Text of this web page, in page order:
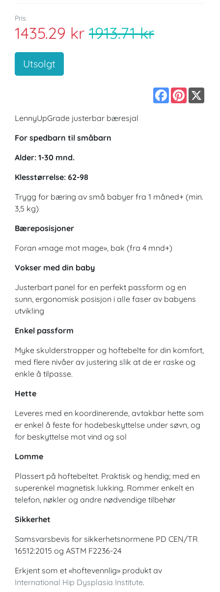
Pris
1435.29 kr 1913.71 kr
Utsolgt
Facebook
Pinterest
LennyUpGrade justerbar bæresjal
For spedbarn til småbarn
Alder: 1-30 mnd.
Klesstørrelse: 62-98
Trygg for bæring av små babyer fra 1 måned+ (min.
3,5 kg)
Bæreposisjoner
Foran «mage mot mage», bak (fra 4 mnd+)
Vokser med din baby
Justerbart panel for en perfekt passform og en
sunn, ergonomisk posisjon i alle faser av babyens
utvikling
Enkel passform
Myke skulderstropper og hoftebelte for din komfort,
med flere nivåer av justering slik at de er raske og
enkle å tilpasse.
Hette
Leveres med en koordinerende, avtakbar hette som
er enkel å feste for hodebeskyttelse under søvn, og
for beskyttelse mot vind og sol
Lomme
Plassert på hoftebeltet. Praktisk og hendig; med en
superenkel magnetisk lukking. Rommer enkelt en
telefon, nøkler og andre nødvendige tilbehør
Sikkerhet
Samsvarsbevis for sikkerhetsnormene PD CEN/TR
16512:2015 og ASTM F2236-24
Erkjent som et «hoftevennlig» produkt av
International Hip Dysplasia Institute.